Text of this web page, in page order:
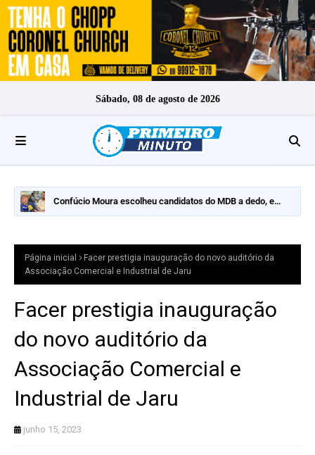
Sábado, 08 de agosto de 2026
Confúcio Moura escolheu candidatos do MDB a dedo, e
Página inicial
Facer prestigia inauguração do novo auditório da
Associação Comercial e Industrial de Jaru
Facer prestigia inauguração
do novo auditório da
Associação Comercial e
Industrial de Jaru
junho 15, 2023